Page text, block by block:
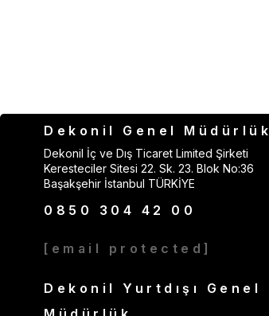
Dekonil Genel Müdürlük
Dekonil İç ve Dış Ticaret Limited Şirketi
Keresteciler Sitesi 22. Sk. 23. Blok No:36
Başakşehir İstanbul TÜRKİYE
0850 304 42 00
[email protected]
Dekonil Yurtdışı Genel